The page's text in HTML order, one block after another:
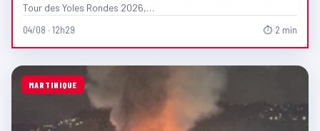
Tour des Yoles Rondes 2026,…
04/08 · 12h29 ⏱ 2 min
MARTINIQUE